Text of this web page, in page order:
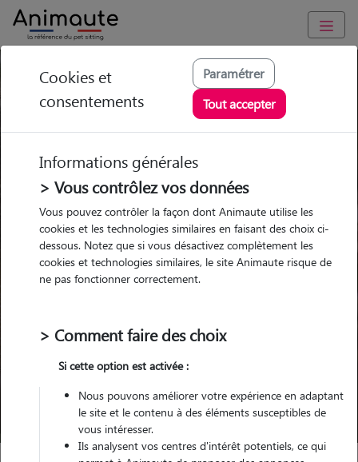
Pension chien Meuse (55)
Ou l'alternative Animaute
chez le Pet Sitter
chez le Pet Sitter
Promenades
Visites
Promenades
Visites
Ville
Pour quel animal ?
Trouver mon Pet Sitter
Cookies et
consentements
Paramétrer
Tout accepter
Informations générales
> Vous contrôlez vos données
Vous pouvez contrôler la façon dont Animaute utilise les
cookies et les technologies similaires en faisant des choix ci-
dessous. Notez que si vous désactivez complètement les
cookies et technologies similaires, le site Animaute risque de
ne pas fonctionner correctement.
> Comment faire des choix
Si cette option est activée :
Nous pouvons améliorer votre expérience en adaptant
le site et le contenu à des éléments susceptibles de
vous intéresser.
Ils analysent vos centres d'intérêt potentiels, ce qui